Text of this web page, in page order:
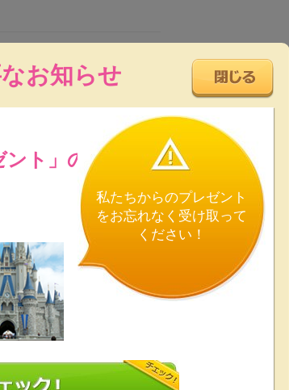
お知らせ
ト」の
私たちからのプレゼント
をお忘れなく受け取って
ください！